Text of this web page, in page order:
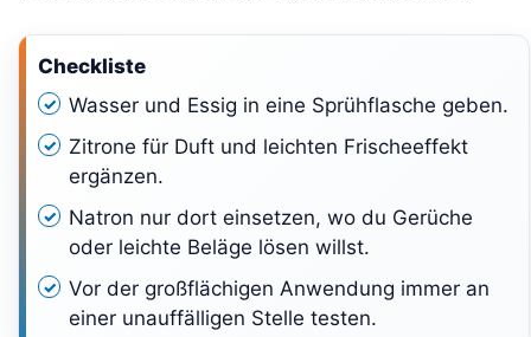
Checkliste
Wasser und Essig in eine Sprühflasche geben.
Zitrone für Duft und leichten Frischeeffekt
ergänzen.
Natron nur dort einsetzen, wo du Gerüche
oder leichte Beläge lösen willst.
Vor der großflächigen Anwendung immer an
einer unauffälligen Stelle testen.